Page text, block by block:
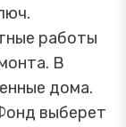
работы
В
дома.
выберет